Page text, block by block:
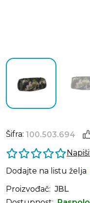
Šifra: 100.503.694
Dodajte na listu želja
Proizvođač: JBL